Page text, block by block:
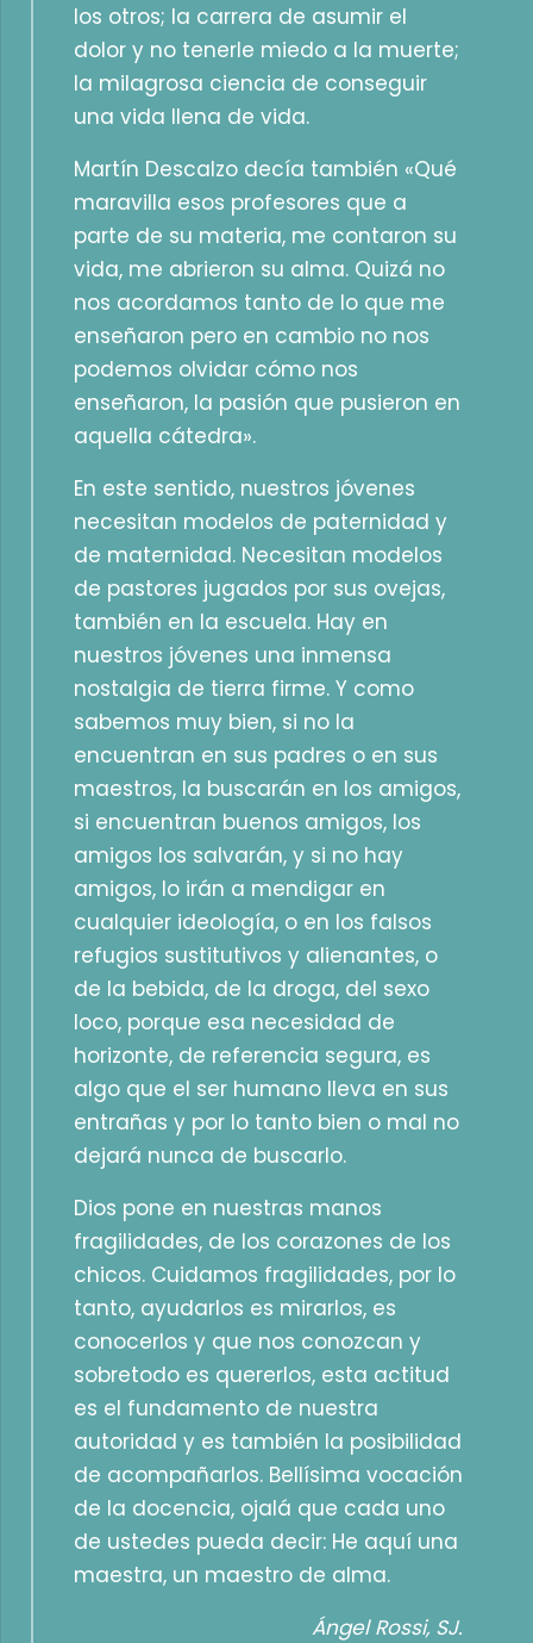
los otros; la carrera de asumir el
dolor y no tenerle miedo a la muerte;
la milagrosa ciencia de conseguir
una vida llena de vida.
Martín Descalzo decía también «Qué
maravilla esos profesores que a
parte de su materia, me contaron su
vida, me abrieron su alma. Quizá no
nos acordamos tanto de lo que me
enseñaron pero en cambio no nos
podemos olvidar cómo nos
enseñaron, la pasión que pusieron en
aquella cátedra».
En este sentido, nuestros jóvenes
necesitan modelos de paternidad y
de maternidad. Necesitan modelos
de pastores jugados por sus ovejas,
también en la escuela. Hay en
nuestros jóvenes una inmensa
nostalgia de tierra firme. Y como
sabemos muy bien, si no la
encuentran en sus padres o en sus
maestros, la buscarán en los amigos,
si encuentran buenos amigos, los
amigos los salvarán, y si no hay
amigos, lo irán a mendigar en
cualquier ideología, o en los falsos
refugios sustitutivos y alienantes, o
de la bebida, de la droga, del sexo
loco, porque esa necesidad de
horizonte, de referencia segura, es
algo que el ser humano lleva en sus
entrañas y por lo tanto bien o mal no
dejará nunca de buscarlo.
Dios pone en nuestras manos
fragilidades, de los corazones de los
chicos. Cuidamos fragilidades, por lo
tanto, ayudarlos es mirarlos, es
conocerlos y que nos conozcan y
sobretodo es quererlos, esta actitud
es el fundamento de nuestra
autoridad y es también la posibilidad
de acompañarlos. Bellísima vocación
de la docencia, ojalá que cada uno
de ustedes pueda decir: He aquí una
maestra, un maestro de alma.
Ángel Rossi, SJ.